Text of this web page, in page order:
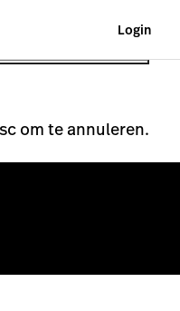
Login
om te annuleren.